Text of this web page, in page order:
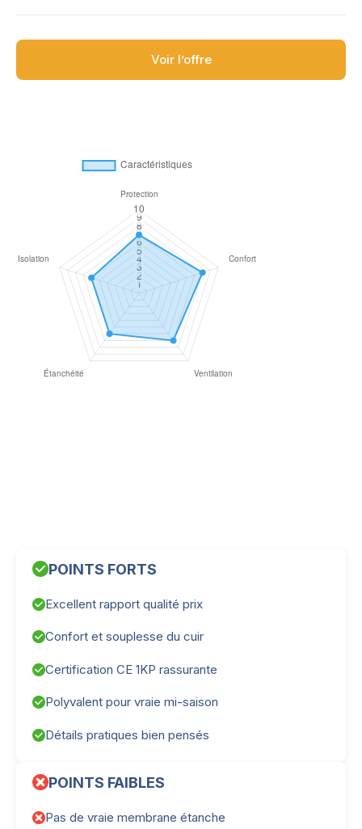
Voir l’offre
POINTS FORTS
Excellent rapport qualité prix
Confort et souplesse du cuir
Certification CE 1KP rassurante
Polyvalent pour vraie mi-saison
Détails pratiques bien pensés
POINTS FAIBLES
Pas de vraie membrane étanche